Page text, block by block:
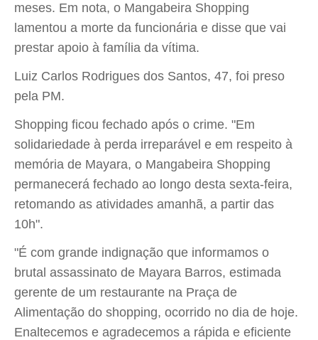
meses. Em nota, o Mangabeira Shopping
lamentou a morte da funcionária e disse que vai
prestar apoio à família da vítima.
Luiz Carlos Rodrigues dos Santos, 47, foi preso
pela PM.
Shopping ficou fechado após o crime. "Em
solidariedade à perda irreparável e em respeito à
memória de Mayara, o Mangabeira Shopping
permanecerá fechado ao longo desta sexta-feira,
retomando as atividades amanhã, a partir das
10h".
"É com grande indignação que informamos o
brutal assassinato de Mayara Barros, estimada
gerente de um restaurante na Praça de
Alimentação do shopping, ocorrido no dia de hoje.
Enaltecemos e agradecemos a rápida e eficiente